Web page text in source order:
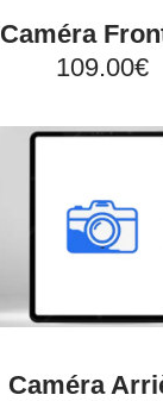
Caméra
109.00€
Caméra